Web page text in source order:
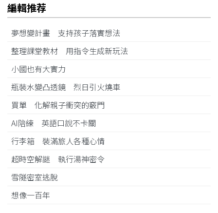
編輯推荐
夢想變計畫 支持孩子落實想法
整理課堂教材 用指令生成新玩法
小國也有大實力
瓶裝水變凸透鏡 烈日引火燒車
買單 化解親子衝突的竅門
AI陪練 英語口說不卡關
行李箱 裝滿旅人各種心情
超時空解謎 執行湯神密令
雪隧密室逃脫
想像一百年